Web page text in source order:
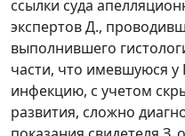
ссылки суда
экспертов Д.,
выполнившего
части, что имевшуюся у
инфекцию, с учетом
развития, сложно